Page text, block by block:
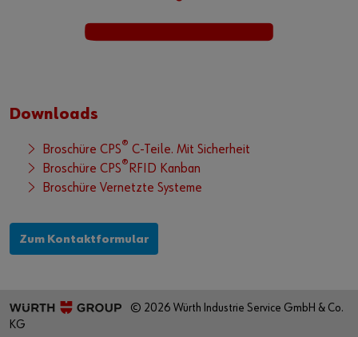
Downloads
Broschüre CPS® C-Teile. Mit Sicherheit
Broschüre CPS® RFID Kanban
Broschüre Vernetzte Systeme
Zum Kontaktformular
© 2026 Würth Industrie Service GmbH & Co.
KG